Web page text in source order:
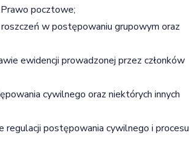
pocztowe;
w postępowaniu grupowym oraz
ewidencji prowadzonej przez członków
cywilnego oraz niektórych innych
regulacji postępowania cywilnego i procesu